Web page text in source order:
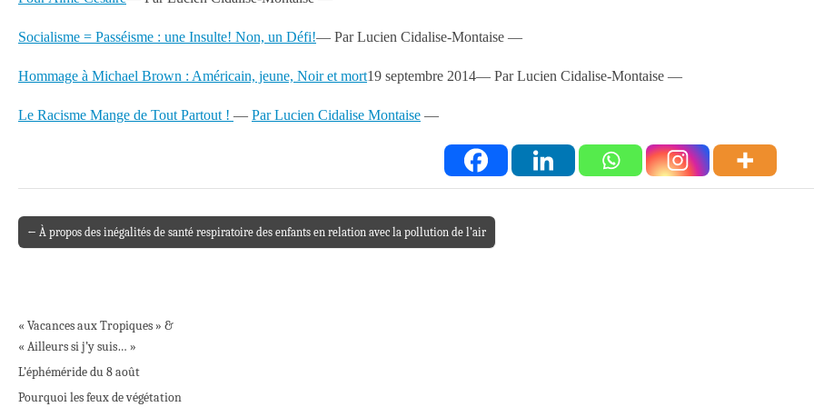
Socialisme = Passéisme : une Insulte! Non, un Défi!— Par Lucien Cidalise-Montaise —
Hommage à Michael Brown : Américain, jeune, Noir et mort19 septembre 2014— Par Lucien Cidalise-Montaise —
Le Racisme Mange de Tout Partout ! — Par Lucien Cidalise Montaise —
Post navigation
← À propos des inégalités de santé respiratoire des enfants en relation avec la pollution de l’air
« Vacances aux Tropiques » &
« Ailleurs si j’y suis… »
L’éphéméride du 8 août
Pourquoi les feux de végétation